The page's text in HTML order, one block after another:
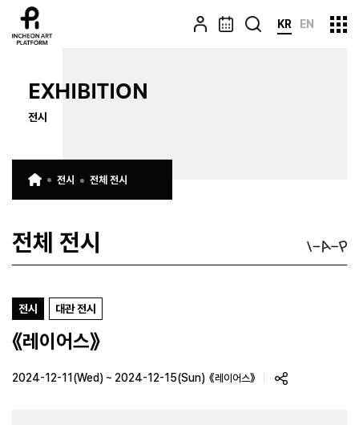
KR EN
EXHIBITION
전시
전시 전체 전시
전체 전시
전시 대관 전시
《레이어스》
2024-12-11(Wed) ~ 2024-12-15(Sun) 《레이어스》